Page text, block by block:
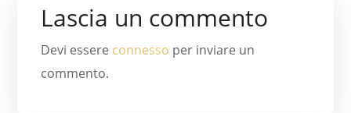
Lascia un commento
Devi essere connesso per inviare un
commento.